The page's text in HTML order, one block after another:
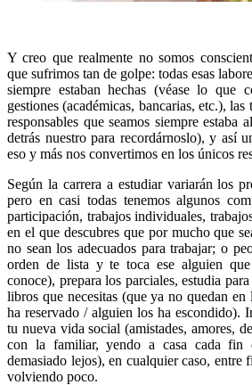
Y creo que realmente no somos
que sufrimos tan de golpe: todas esas
siempre estaban hechas (véase lo que
gestiones (académicas, bancarias, etc.),
responsables que seamos siempre estaba
detrás nuestro para recordárnoslo), y así
eso y más nos convertimos en los únicos
Según la carrera a estudiar variarán los
pero en casi todas tenemos algunos
participación, trabajos individuales,
en el que descubres que por mucho que
no sean los adecuados para trabajar; o
orden de lista y te toca ese alguien
conoce), prepara los parciales, estudia
libros que necesitas (que ya no quedan
ha reservado / alguien los ha escondido).
tu nueva vida social (amistades, amores,
con la familiar, yendo a casa cada fin
demasiado lejos), en cualquier caso, entre
volviendo poco.